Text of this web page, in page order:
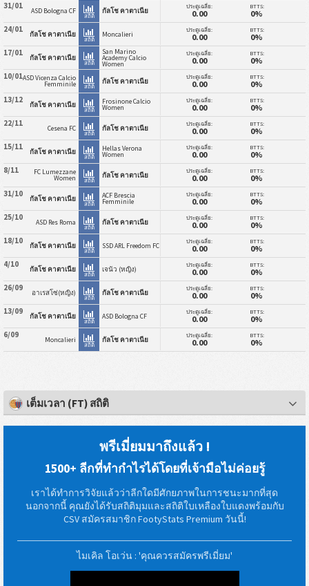
31/01 ASD Bologna CF
สถิติ
กัลโช คาตาเนีย ประตูเฉลี่ย:
0.00
BTTS:
0%
24/01 กัลโช คาตาเนีย
สถิติ
Moncalieri ประตูเฉลี่ย:
0.00
BTTS:
0%
17/01 กัลโช คาตาเนีย
สถิติ
San Marino
Academy Calcio
Women
ประตูเฉลี่ย:
0.00
BTTS:
0%
10/01ASD Vicenza Calcio
Femminile สถิติ
กัลโช คาตาเนีย ประตูเฉลี่ย:
0.00
BTTS:
0%
13/12 กัลโช คาตาเนีย
สถิติ
Frosinone Calcio
Women
ประตูเฉลี่ย:
0.00
BTTS:
0%
22/11 Cesena FC
สถิติ
กัลโช คาตาเนีย ประตูเฉลี่ย:
0.00
BTTS:
0%
15/11 กัลโช คาตาเนีย
สถิติ
Hellas Verona
Women
ประตูเฉลี่ย:
0.00
BTTS:
0%
8/11 FC Lumezzane
Women สถิติ
กัลโช คาตาเนีย ประตูเฉลี่ย:
0.00
BTTS:
0%
31/10 กัลโช คาตาเนีย
สถิติ
ACF Brescia
Femminile
ประตูเฉลี่ย:
0.00
BTTS:
0%
25/10 ASD Res Roma
สถิติ
กัลโช คาตาเนีย ประตูเฉลี่ย:
0.00
BTTS:
0%
18/10 กัลโช คาตาเนีย
สถิติ
SSD ARL Freedom FC ประตูเฉลี่ย:
0.00
BTTS:
0%
4/10 กัลโช คาตาเนีย
สถิติ
เจนัว (หญิง) ประตูเฉลี่ย:
0.00
BTTS:
0%
26/09 อาเรสโซ่(หญิง)
สถิติ
กัลโช คาตาเนีย ประตูเฉลี่ย:
0.00
BTTS:
0%
13/09 กัลโช คาตาเนีย
สถิติ
ASD Bologna CF ประตูเฉลี่ย:
0.00
BTTS:
0%
6/09 Moncalieri
สถิติ
กัลโช คาตาเนีย ประตูเฉลี่ย:
0.00
BTTS:
0%
เต็มเวลา (FT) สถิติ
พรีเมี่ยมมาถึงแล้ว !
1500+ ลีกที่ทำกำไรได้โดยที่เจ้ามือไม่ค่อยรู้
เราได้ทำการวิจัยแล้วว่าลีกใดมีศักยภาพในการชนะมากที่สุด
นอกจากนี้ คุณยังได้รับสถิติมุมและสถิติใบเหลืองใบแดงพร้อมกับ
CSV สมัครสมาชิก FootyStats Premium วันนี้!
ไมเคิล โอเว่น : 'คุณควรสมัครพรีเมี่ยม'